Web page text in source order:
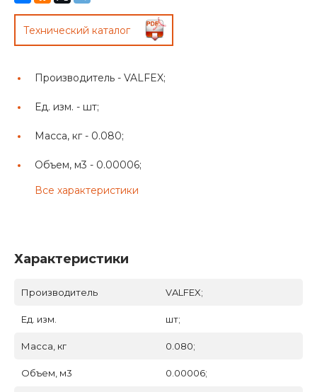
Технический каталог
Производитель - VALFEX;
Ед. изм. - шт;
Масса, кг - 0.080;
Объем, м3 - 0.00006;
Все характеристики
Характеристики
Производитель VALFEX;
Ед. изм. шт;
Масса, кг 0.080;
Объем, м3 0.00006;